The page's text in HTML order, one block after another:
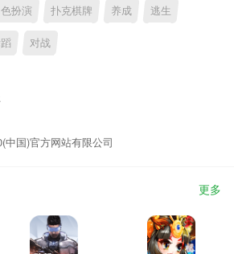
扮演 扑克棋牌 养成 逃生
对战
中国)官方网站有限公司
更多